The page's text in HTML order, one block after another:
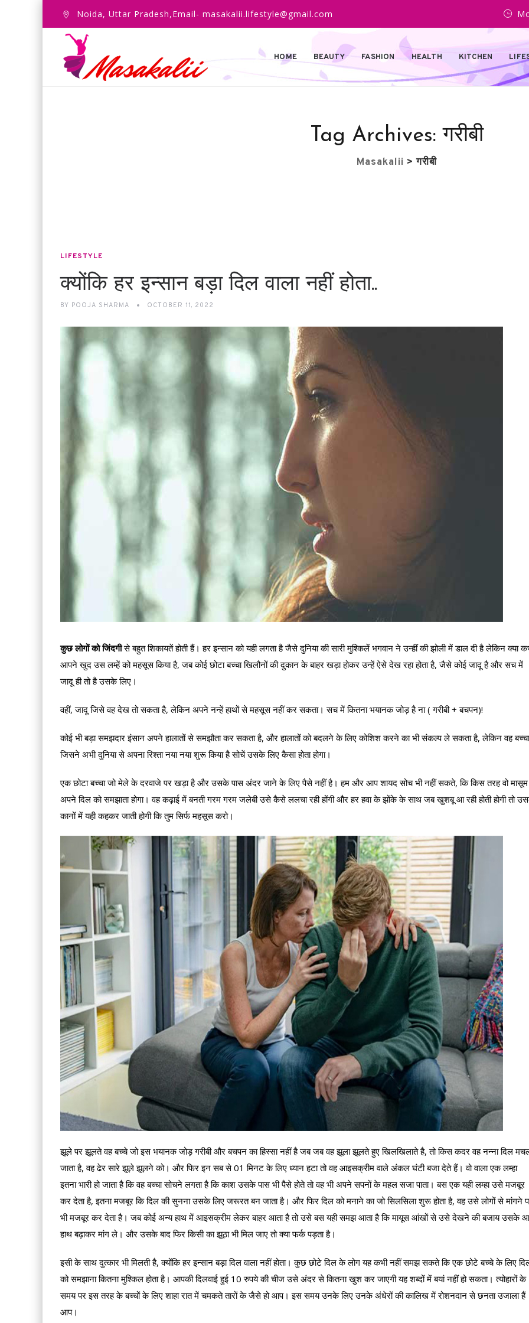
Noida, Uttar Pradesh,Email- masakalii.lifestyle@gmail.com
HOME BEAUTY FASHION HEALTH KITCHEN
Tag Archives:गरीबी
Masakalii >गरीबी
LIFESTYLE
क्योंकि हर इन्सान बड़ा दिल वाला नहीं होता..
BY POOJA SHARMA OCTOBER 11, 2022
कुछ लोगों को जिंदगीसे बहुत शिकायतें होती हैं। हर इन्सान को यही लगता है जैसे दुनिया की सारी मुश्किलें भगवान ने उन्हीं की झोली में डाल दी है लेकिन क्या
आपने खुद उस लम्हें को महसूस किया है, जब कोई छोटा बच्चा खिलौनों की दुकान के बाहर खड़ा होकर उन्हें ऐसे देख रहा होता है, जैसे कोई जादू है और सच में
जादू ही तो है उसके लिए।
वहीं, जादू जिसे वह देख तो सकता है, लेकिन अपने नन्हें हाथों से महसूस नहीं कर सकता। सच में कितना भयानक जोड़ है ना ( गरीबी + बचपन)!
कोई भी बड़ा समझदार इंसान अपने हालातों से समझौता कर सकता है, और हालातों को बदलने के लिए कोशिश करने का भी संकल्प ले सकता है, लेकिन वह बच्चा
जिसने अभी दुनिया से अपना रिश्ता नया नया शुरू किया है सोचें उसके लिए कैसा होता होगा।
एक छोटा बच्चा जो मेले के दरवाजे पर खड़ा है और उसके पास अंदर जाने के लिए पैसे नहीं है। हम और आप शायद सोच भी नहीं सकते, कि किस तरह वो मासूम
अपने दिल को समझाता होगा। वह कढ़ाई में बनती गरम गरम जलेबी उसे कैसे ललचा रही होंगी और हर हवा के झोंके के साथ जब खुशबू आ रही होती होगी तो
कानों में यही कहकर जाती होगी कि तुम सिर्फ महसूस करो।
झूले पर झूलते वह बच्चे जो इस भयानक जोड़ गरीबी और बचपन का हिस्सा नहीं है जब जब वह झूला झूलते हुए खिलखिलाते है, तो किस कदर वह नन्ना दिल
जाता है, वह ढेर सारे झूले झूलने को। और फिर इन सब से 01 मिनट के लिए ध्यान हटा तो वह आइसक्रीम वाले अंकल घंटी बजा देते हैं। वो वाला एक लम्हा
इतना भारी हो जाता है कि वह बच्चा सोचने लगता है कि काश उसके पास भी पैसे होते तो वह भी अपने सपनों के महल सजा पाता। बस एक यही लम्हा उसे मजबूर
कर देता है, इतना मजबूर कि दिल की सुनना उसके लिए जरूरत बन जाता है। और फिर दिल को मनाने का जो सिलसिला शुरू होता है, वह उसे लोगों से मांगने
भी मजबूर कर देता है। जब कोई अन्य हाथ में आइसक्रीम लेकर बाहर आता है तो उसे बस यही समझ आता है कि मायूस आंखों से उसे देखने की बजाय उसके
हाथ बढ़ाकर मांग ले। और उसके बाद फिर किसी का झूठा भी मिल जाए तो क्या फर्क पड़ता है।
इसी के साथ दुत्कार भी मिलती है, क्योंकि हर इन्सान बड़ा दिल वाला नहीं होता। कुछ छोटे दिल के लोग यह कभी नहीं समझ सकते कि एक छोटे बच्चे के लिए
को समझाना कितना मुश्किल होता है। आपकी दिलवाई हुई 10 रुपये की चीज उसे अंदर से कितना खुश कर जाएगी यह शब्दों में बयां नहीं हो सकता। त्योहारों के
समय पर इस तरह के बच्चों के लिए शाहा रात में चमकते तारों के जैसे हो आप। इस समय उनके लिए उनके अंधेरों की कालिख में रोशनदान से छनता उजाला हैं
आप।